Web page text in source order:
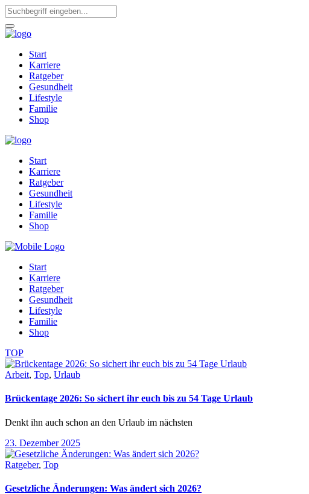
Start
Karriere
Ratgeber
Gesundheit
Lifestyle
Familie
Shop
Start
Karriere
Ratgeber
Gesundheit
Lifestyle
Familie
Shop
Start
Karriere
Ratgeber
Gesundheit
Lifestyle
Familie
Shop
TOP
Arbeit, Top, Urlaub
Brückentage 2026: So sichert ihr euch bis zu 54 Tage Urlaub
Denkt ihn auch schon an den Urlaub im nächsten
23. Dezember 2025
Ratgeber, Top
Gesetzliche Änderungen: Was ändert sich 2026?